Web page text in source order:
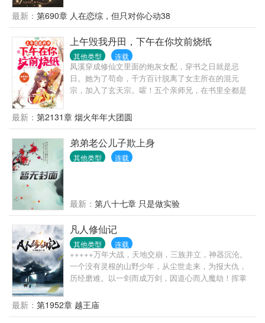
牵线找个好老攻。但没想到进入世界的时间不对，直
接抱了小受。看着小受长在心巴上的脸蛋，他觉得，
交给别人，不如交给自己。追媳妇嘛，当然在脸皮厚
啦，撒娇八连说来就来。哥哥好不好嘛~求求你啦~拜
托拜托~行不行啊~我不管嘛~你最好啦~我爱你呀~人
家要嘛~江笙：他也不想动心呀~可是秦逸在和他撒娇
欸~用最攻的声音唱着最甜的歌，这谁能抵的住~要命
~?(??v??)?②、年代：糙汉攻VS小知青③、虫族：国
⑤、兽世：兔耳少年他好乖⑥、现代：协议结婚找我
我超甜⑦、现代：我在异世搞玄学...⑧、......
最新： 第690章 人在恋综，但只对你心动38
上午毁我丹田，下午在你坟前烧纸
其他类型 连载
凤溪穿成修仙文里面的炮灰女配，穿书之日就是忌
日。她为了苟命，千方百计脱离了女主所在的混元
宗，加入了玄天宗。嚯！五个亲师兄，在书里全都是
狗了不起吗？有我狗吗？”大师兄身中剧毒，只有女主
的血能够解毒，从此成了女主的资深舔狗，最后却被
女主一脚踹入万丈魔渊，魂飞魄散？凤溪屁颠屁颠端
来一大盆狗血：“师兄，喝我的！我的剂量大，药效
足！”吞服完解毒丹，正准备割破手指的女
出人族餍族友好一万年的盟约：“二师兄，尽情展示你
咣咣撞大墙！”女主看着手里需要三个月服用一次的隐
血丹：“……”凤溪的人生信条：做得狗中狗，方为人上
人！
最新： 第2131章 烟火年年大团圆
弟弟老公儿子欺上身
其他类型 连载
最新： 第八十七章 只是做实验
凡人修仙记
其他类型 连载
+++++万年大战，天地交崩，三族并立，神器沉沦。
一个没有灵根的山野少年，从尘世走来，为报大仇，
历经磨难。以一剑而成万剑，因道心而入魔劫！挥掌
人冷眼；成仙入魔，只在一念之间！
最新： 第1952章 越王庙